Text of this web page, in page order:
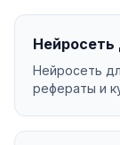
Нейросеть
Нейросеть
рефераты и